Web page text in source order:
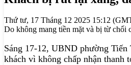
Thứ tư, 17 Tháng 12 2025 15:12
Do không mang tiền mặt và bị từ chối
Sáng 17-12, UBND phường
khách vì không chấp nhận thanh